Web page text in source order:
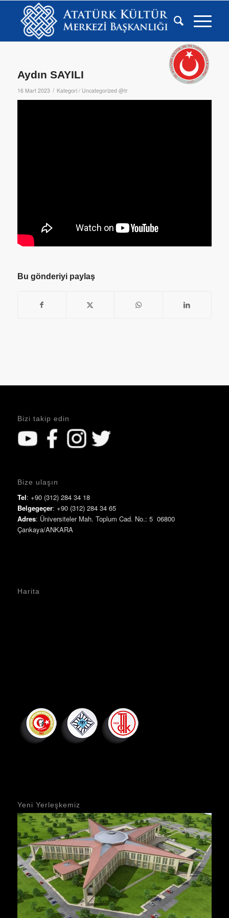
Aydın SAYILI
16 Mart 2023 / Kategori / Uncategorized @tr
Bu gönderiyi paylaş
Bizi takip edin
Bize ulaşın
Tel: +90 (312) 284 34 18
Belgegeçer: +90 (312) 284 34 65
Adres: Üniversiteler Mah. Toplum Cad. No.: 5 06800
Çankaya/ANKARA
Harita
Yeni Yerleşkemiz